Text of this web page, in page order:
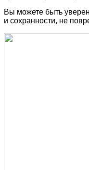
Вы можете быть
и сохранности, не